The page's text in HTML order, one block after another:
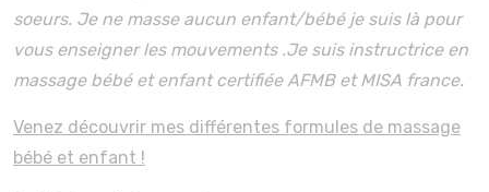
soeurs. Je ne masse aucun enfant/bébé je suis là pour
vous enseigner les mouvements .Je suis instructrice en
massage bébé et enfant certifiée AFMB et MISA france.
Venez découvrir mes différentes formules de massage
bébé et enfant !